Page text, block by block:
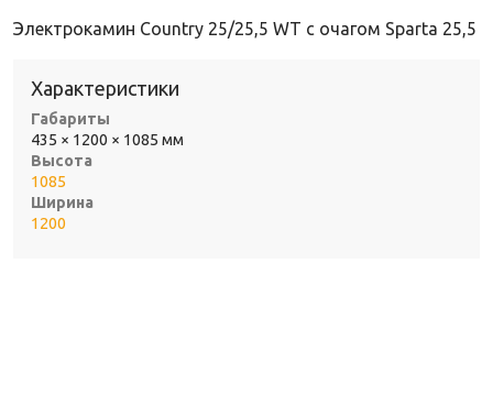
Электрокамин Country 25/25,5 WT с очагом Sparta 25,5
Характеристики
Габариты
435 × 1200 × 1085 мм
Высота
1085
Ширина
1200